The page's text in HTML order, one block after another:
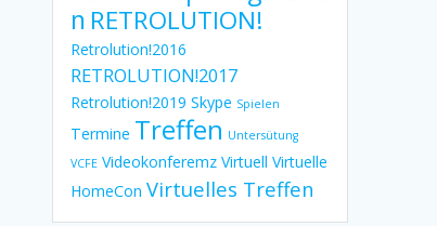
n RETROLUTION!
Retrolution!2016
RETROLUTION!2017
Retrolution!2019 Skype Spielen
Termine Treffen Untersütung
VCFE Videokonferemz Virtuell Virtuelle
HomeCon Virtuelles Treffen